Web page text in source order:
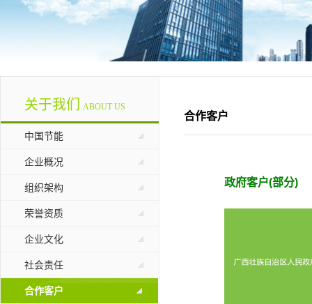
关于我们 ABOUT US
中国节能
企业概况
组织架构
荣誉资质
企业文化
社会责任
合作客户
合作客户
政府客户(部分)